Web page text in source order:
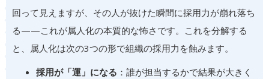
回って見えますが、その人が抜けた瞬間に採用力が崩れ落ち
る——これが属人化の本質的な怖さです。これを分解する
と、属人化は次の3つの形で組織の採用力を蝕みます。
採用が「運」になる ：誰が担当するかで結果が大きく